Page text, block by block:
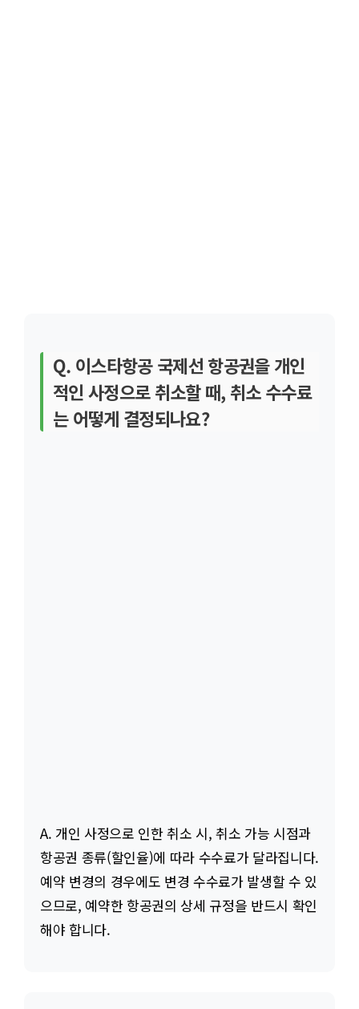
Q. 이스타항공 국제선 항공권을 개인
적인 사정으로 취소할 때, 취소 수수료
는 어떻게 결정되나요?
A. 개인 사정으로 인한 취소 시, 취소 가능 시점과
항공권 종류(할인율)에 따라 수수료가 달라집니다.
예약 변경의 경우에도 변경 수수료가 발생할 수 있
으므로, 예약한 항공권의 상세 규정을 반드시 확인
해야 합니다.